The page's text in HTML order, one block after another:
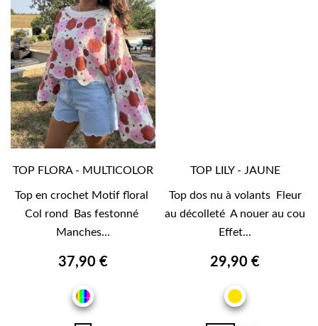
TOP FLORA - MULTICOLOR
Top en crochet Motif floral
Col rond Bas festonné
Manches...
37,90 €
MULTICOLOR
TOP LILY - JAUNE
Top dos nu à volants Fleur
au décolleté A nouer au cou
Effet...
29,90 €
JAUNE